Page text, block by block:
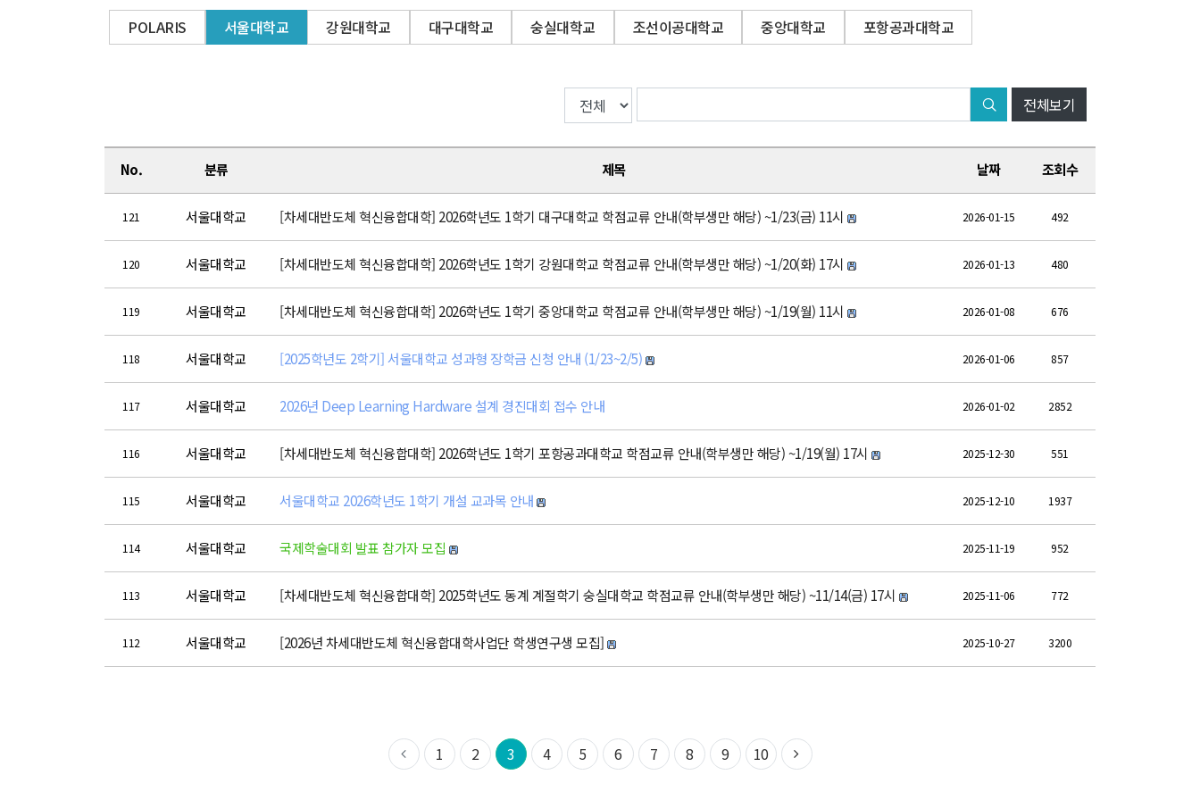
POLARIS 서울대학교 강원대학교 대구대학교 숭실대학교 조선이공대학교 중앙대학교 포항공과대학교
전체보기
No. 분류 제목 날짜 조회수
121 서울대학교 [차세대반도체 혁신융합대학] 2026학년도 1학기 대구대학교 학점교류 안내(학부생만 해당) ~1/23(금) 11시 2026-01-15 492
120 서울대학교 [차세대반도체 혁신융합대학] 2026학년도 1학기 강원대학교 학점교류 안내(학부생만 해당) ~1/20(화) 17시 2026-01-13 480
119 서울대학교 [차세대반도체 혁신융합대학] 2026학년도 1학기 중앙대학교 학점교류 안내(학부생만 해당) ~1/19(월) 11시 2026-01-08 676
118 서울대학교 [2025학년도 2학기] 서울대학교 성과형 장학금 신청 안내 (1/23~2/5) 2026-01-06 857
117 서울대학교 2026년 Deep Learning Hardware 설계 경진대회 접수 안내 2026-01-02 2852
116 서울대학교 [차세대반도체 혁신융합대학] 2026학년도 1학기 포항공과대학교 학점교류 안내(학부생만 해당) ~1/19(월) 17시 2025-12-30 551
115 서울대학교 서울대학교 2026학년도 1학기 개설 교과목 안내 2025-12-10 1937
114 서울대학교 국제학술대회 발표 참가자 모집 2025-11-19 952
113 서울대학교 [차세대반도체 혁신융합대학] 2025학년도 동계 계절학기 숭실대학교 학점교류 안내(학부생만 해당) ~11/14(금) 17시 2025-11-06 772
112 서울대학교 [2026년 차세대반도체 혁신융합대학사업단 학생연구생 모집] 2025-10-27 3200
1 2 3 4 5 6 7 8 9 10